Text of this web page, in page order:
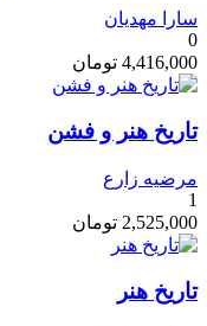
سارا مهدیان
0
4,416,000 تومان
تاریخ هنر و فشن
مرضیه زارع
1
2,525,000 تومان
تاریخ هنر